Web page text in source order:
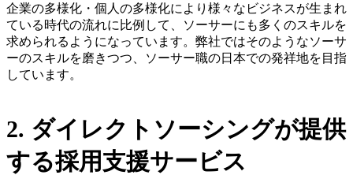
企業の多様化・個人の多様化により様々なビジネスが生まれ
ている時代の流れに比例して、ソーサーにも多くのスキルを
求められるようになっています。 弊社ではそのようなソーサ
ーのスキルを磨きつつ、ソーサー職の日本での発祥地を目指
しています。
2. ダイレクトソーシングが提供
する採用支援サービス